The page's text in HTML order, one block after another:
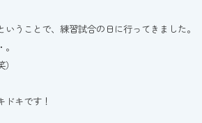
うことで、練習試合の日に行ってきました。
キです！